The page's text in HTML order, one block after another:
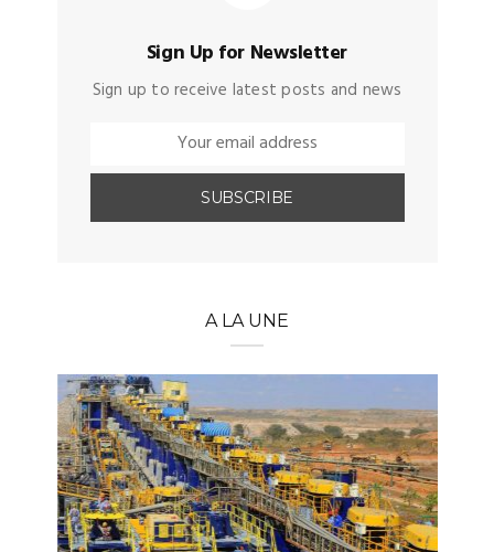
Sign Up for Newsletter
Sign up to receive latest posts and news
A LA UNE